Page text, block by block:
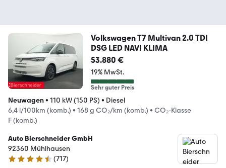
Volkswagen T7 Multivan 2.0 TDI
DSG LED NAVI KLIMA
53.880 €
19% MwSt.
Sehr guter Preis
Neuwagen• 110 kW (150 PS) • Diesel
6,4 l/100km (komb.) • 168 g CO₂/km (komb.) • CO₂-Klasse
F (komb.)
Auto Bierschneider GmbH
92360 Mühlhausen
4.5 Sterne
(717)